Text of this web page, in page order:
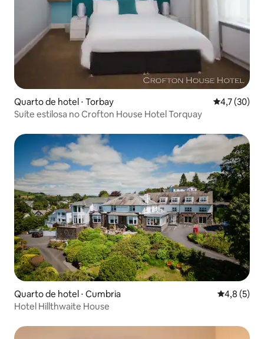
Quarto de hotel ⋅ Torbay 4,7 de uma
4,7 (30)
Suíte estilosa no Crofton House Hotel Torquay
Quarto de hotel ⋅ Cumbria 4,8 de
4,8 (5)
Hotel Hillthwaite House